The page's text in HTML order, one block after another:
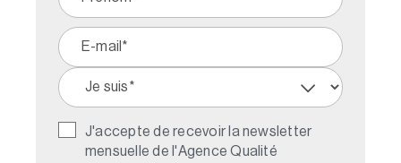
J'accepte de recevoir la newsletter
mensuelle de l'Agence Qualité